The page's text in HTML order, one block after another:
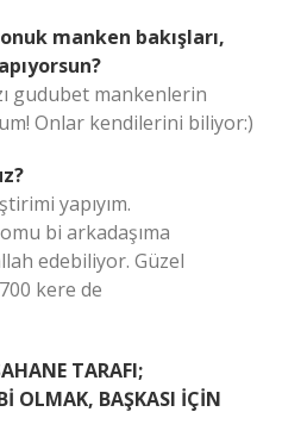
manken bakışları,
gudubet mankenlerin
Onlar kendilerini biliyor:)
yapıyım.
bi arkadaşıma
edebiliyor. Güzel
kere de
TARAFI;
OLMAK, BAŞKASI İÇİN